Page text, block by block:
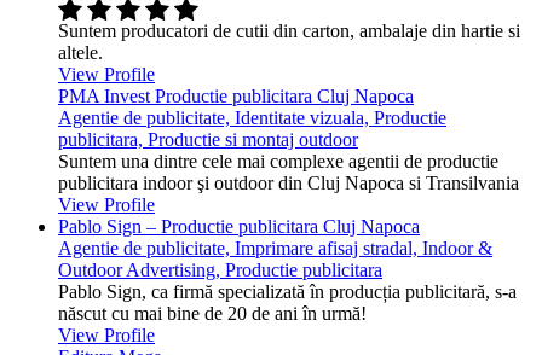
Suntem producatori de cutii din carton, ambalaje din hartie si
altele.
View Profile
PMA Invest Productie publicitara Cluj Napoca
Agentie de publicitate, Identitate vizuala, Productie
publicitara, Productie si montaj outdoor
Suntem una dintre cele mai complexe agentii de productie
publicitara indoor şi outdoor din Cluj Napoca si Transilvania
View Profile
Pablo Sign – Productie publicitara Cluj Napoca
Agentie de publicitate, Imprimare afisaj stradal, Indoor &
Outdoor Advertising, Productie publicitara
Pablo Sign, ca firmă specializată în producția publicitară, s-a
născut cu mai bine de 20 de ani în urmă!
View Profile